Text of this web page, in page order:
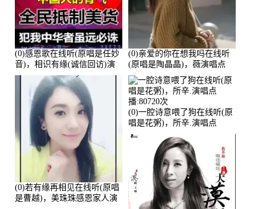
(0)感恩歌在线听(原唱是任妙
音)，相识有缘(诚信回访)演
唱点播:161288次
(0)亲爱的你在想我吗在线听
(原唱是陶晶晶)，薇演唱点
播:159722次
(0)若有缘再相见在线听(原唱
是曹越)，美珠珠感恩家人演
(0)一腔诗意喂了狗在线听(原
唱是花粥)，所辛.演唱点
播:80720次